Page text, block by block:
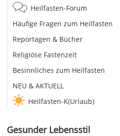
Heilfasten-Forum
Häufige Fragen zum Heilfasten
Reportagen & Bücher
Religiöse Fastenzeit
Besinnliches zum Heilfasten
NEU & AKTUELL
Heilfasten-K(Urlaub)
Gesunder Lebensstil